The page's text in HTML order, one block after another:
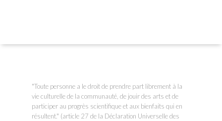
"Toute personne a le droit de prendre part librement à la
vie culturelle de la communauté, de jouir des arts et de
participer au progrès scientifique et aux bienfaits qui en
résultent." (article 27 de la Déclaration Universelle des